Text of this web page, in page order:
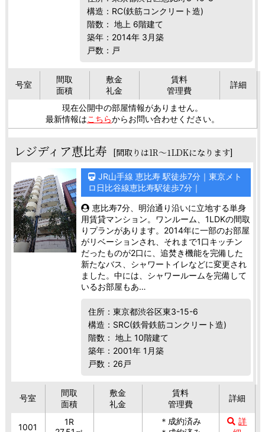
構造：RC(鉄筋コンクリート造)
階数： 地上 6階建て
築年：2014年 3月築
戸数：戸
号室
間取
面積
敷金
礼金
賃料
管理費
詳細
現在公開中の部屋情報がありません。
最新情報はこちらからお問い合わせください。
レジディア恵比寿 [間取りは1R～1LDKになります]
JR山手線 恵比寿 駅徒歩7分｜東京メト
ロ日比谷線恵比寿駅徒歩7分｜
恵比寿7分、明治通り沿いに立地する単身
用賃貸マンション。ワンルーム、1LDKの間取
りプランがあります。2014年に一部のお部屋
がリベーションされ、それまで1口キッチン
だったものが2口に、追焚き機能を完備した
新たなバス、シャワートイレなどに変更され
ました。中には、シャワールームを完備して
いるお部屋もあ…
住所：東京都渋谷区東3-15-6
構造：SRC(鉄骨鉄筋コンクリート造)
階数： 地上 10階建て
築年：2001年 1月築
戸数：26戸
号室
間取
面積
敷金
礼金
賃料
管理費
詳細
1001
1R
＊成約済み
詳